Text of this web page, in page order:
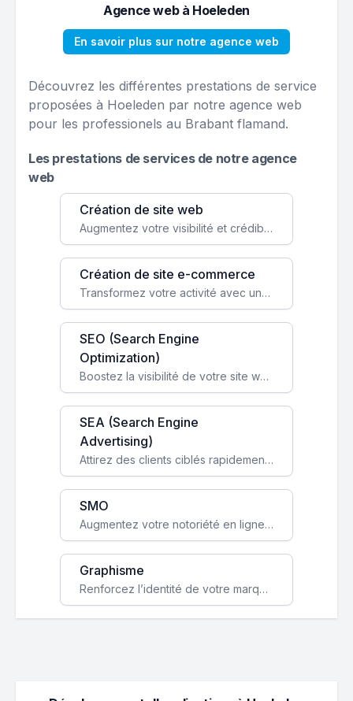
Agence web à Hoeleden
En savoir plus sur notre agence web
Découvrez les différentes prestations de service
proposées à Hoeleden par notre agence web
pour les professionels au Brabant flamand.
Les prestations de services de notre agence
web
Création de site web
Augmentez votre visibilité et crédibilité en ligne avec un site web performant, conçu pour attirer plus de clients.
Création de site e-commerce
Transformez votre activité avec une boutique en ligne, accessible à l'échelle mondiale 24/7.
SEO (Search Engine
Optimization)
Boostez la visibilité de votre site web sur Google et attirez du trafic qualifié grâce à nos stratégies SEO.
SEA (Search Engine
Advertising)
Attirez des clients ciblés rapidement avec des campagnes publicitaires payantes optimisées pour vos objectifs.
SMO
Augmentez votre notoriété en ligne et stimulez la croissance de votre entreprise grâce à une stratégie sociale sur mesure.
Graphisme
Renforcez l’identité de votre marque avec un design unique qui capte l’attention et engage vos clients.